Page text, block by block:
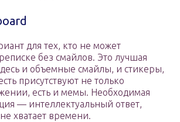
для тех, кто не может
без смайлов. Это лучшая
и объемные смайлы, и стикеры,
присутствуют не только
есть и мемы. Необходимая
— интеллектуальный ответ,
хватает времени.